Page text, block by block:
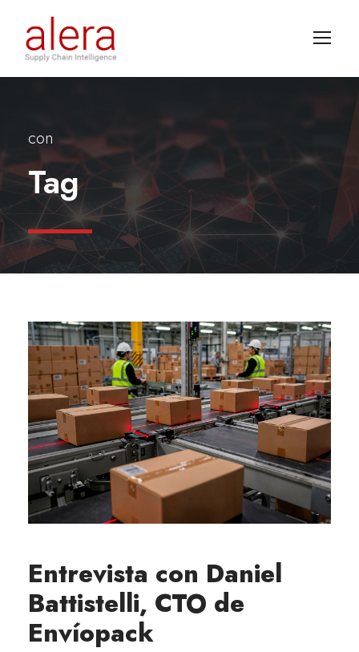
con
Tag
Entrevista con Daniel
Battistelli, CTO de
Envíopack